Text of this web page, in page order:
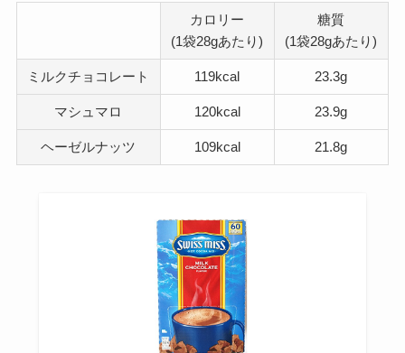
カロリー
(1袋28gあたり)
糖質
(1袋28gあたり)
ミルクチョコレート 119kcal 23.3g
マシュマロ 120kcal 23.9g
ヘーゼルナッツ 109kcal 21.8g